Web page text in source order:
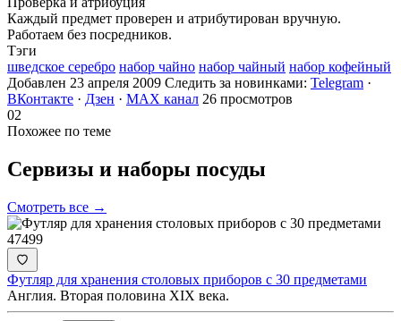
Каждый предмет проверен и атрибутирован вручную.
Работаем без посредников.
Тэги
шведское серебро набор чайно набор чайный набор кофейный
Добавлен 23 апреля 2009 Следить за новинками: Telegram ·
ВКонтакте · Дзен · MAX канал 26 просмотров
02
Похожее по теме
Сервизы и наборы посуды
Смотреть все →
47499
Футляр для хранения столовых приборов с 30 предметами
Англия. Вторая половина XIX века.